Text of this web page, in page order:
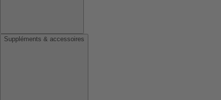
Suppléments & accessoires